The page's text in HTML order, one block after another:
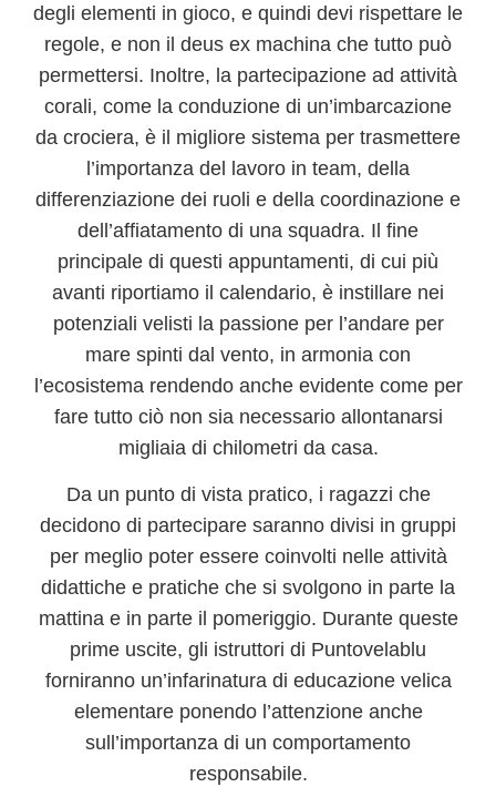
degli elementi in gioco, e quindi devi rispettare le
regole, e non il deus ex machina che tutto può
permettersi. Inoltre, la partecipazione ad attività
corali, come la conduzione di un’imbarcazione
da crociera, è il migliore sistema per trasmettere
l’importanza del lavoro in team, della
differenziazione dei ruoli e della coordinazione e
dell’affiatamento di una squadra. Il fine
principale di questi appuntamenti, di cui più
avanti riportiamo il calendario, è instillare nei
potenziali velisti la passione per l’andare per
mare spinti dal vento, in armonia con
l’ecosistema rendendo anche evidente come per
fare tutto ciò non sia necessario allontanarsi
migliaia di chilometri da casa.
Da un punto di vista pratico, i ragazzi che
decidono di partecipare saranno divisi in gruppi
per meglio poter essere coinvolti nelle attività
didattiche e pratiche che si svolgono in parte la
mattina e in parte il pomeriggio. Durante queste
prime uscite, gli istruttori di Puntovelablu
forniranno un’infarinatura di educazione velica
elementare ponendo l’attenzione anche
sull’importanza di un comportamento
responsabile.